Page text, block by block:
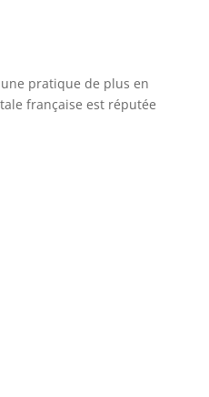
pratique de plus en
française est réputée